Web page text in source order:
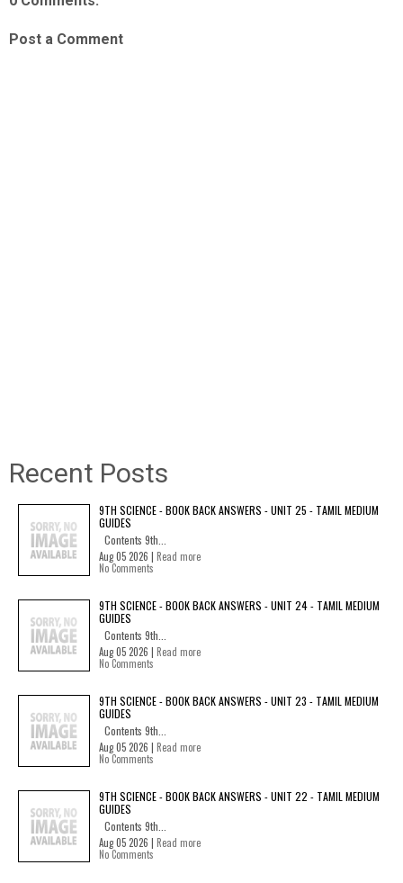
Post a Comment
Recent Posts
9TH SCIENCE - BOOK BACK ANSWERS - UNIT 25 - TAMIL MEDIUM
GUIDES
Contents 9th...
Aug 05 2026 | Read more
No Comments
9TH SCIENCE - BOOK BACK ANSWERS - UNIT 24 - TAMIL MEDIUM
GUIDES
Contents 9th...
Aug 05 2026 | Read more
No Comments
9TH SCIENCE - BOOK BACK ANSWERS - UNIT 23 - TAMIL MEDIUM
GUIDES
Contents 9th...
Aug 05 2026 | Read more
No Comments
9TH SCIENCE - BOOK BACK ANSWERS - UNIT 22 - TAMIL MEDIUM
GUIDES
Contents 9th...
Aug 05 2026 | Read more
No Comments